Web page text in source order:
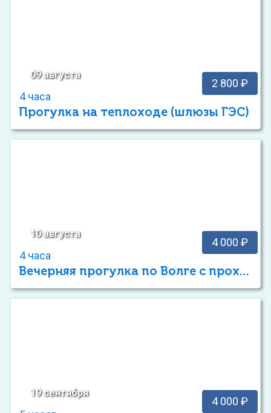
09 августа
2 800 ₽
4 часа
Прогулка на теплоходе (шлюзы ГЭС)
10 августа
4 000 ₽
4 часа
Вечерняя прогулка по Волге с прохождением шлюзов
19 сентября
4 000 ₽